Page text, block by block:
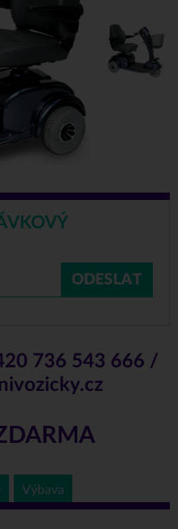
ODESLAT
736 543 666 /
Výbava